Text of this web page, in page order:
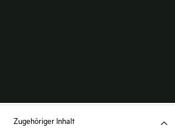
Zugehöriger Inhalt